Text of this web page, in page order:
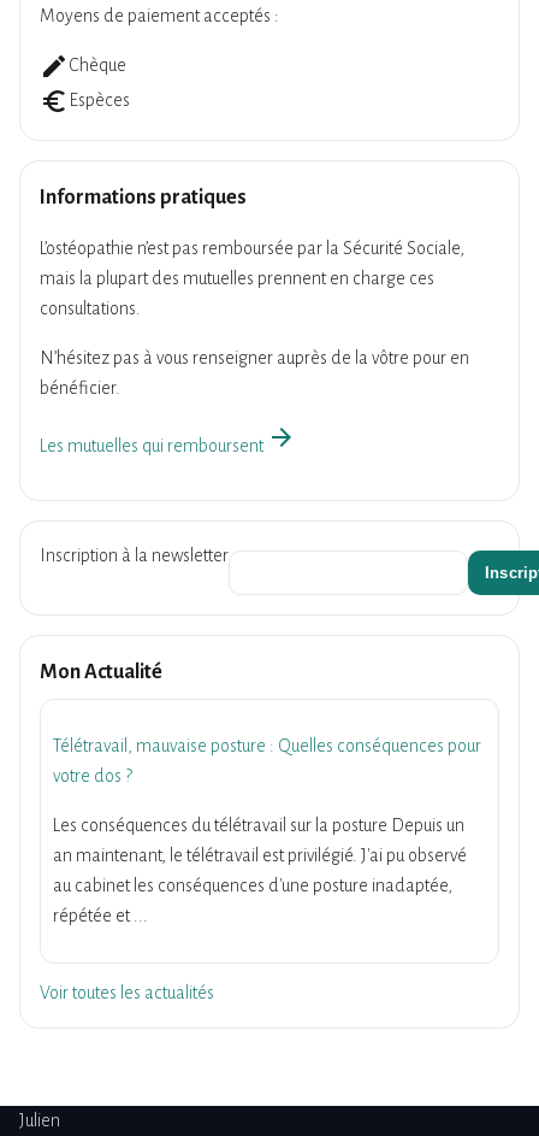
Moyens de paiement acceptés :
create Chèque
euro_symbol Espèces
Informations pratiques
L’ostéopathie n’est pas remboursée par la Sécurité Sociale,
mais la plupart des mutuelles prennent en charge ces
consultations.
N’hésitez pas à vous renseigner auprès de la vôtre pour en
bénéficier.
Les mutuelles qui remboursent arrow_forward
Inscription à la newsletter
Mon Actualité
Télétravail, mauvaise posture : Quelles conséquences pour
votre dos ?
Les conséquences du télétravail sur la posture Depuis un
an maintenant, le télétravail est privilégié. J'ai pu observé
au cabinet les conséquences d'une posture inadaptée,
répétée et ...
Voir toutes les actualités
Julien